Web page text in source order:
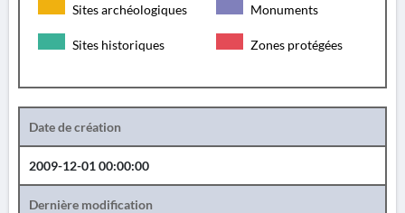
Sites archéologiques Monuments
Sites historiques Zones protégées
Date de création
2009-12-01 00:00:00
Dernière modification